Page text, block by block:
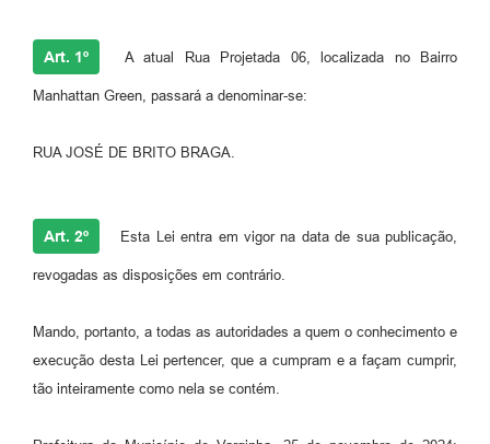
Art. 1º A atual Rua Projetada 06, localizada no Bairro
Manhattan Green, passará a denominar-se:
RUA JOSÉ DE BRITO BRAGA.
Art. 2º Esta Lei entra em vigor na data de sua publicação,
revogadas as disposições em contrário.
Mando, portanto, a todas as autoridades a quem o conhecimento e
execução desta Lei pertencer, que a cumpram e a façam cumprir,
tão inteiramente como nela se contém.